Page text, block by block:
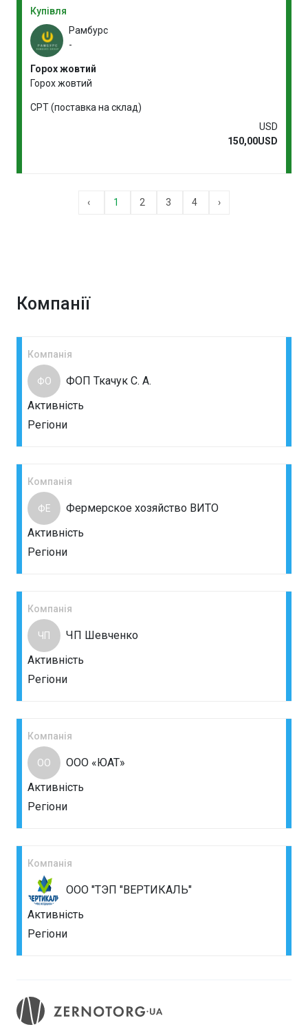
Купівля
Рамбурс
-
Горох жовтий
Горох жовтий
CPT (поставка на склад)
USD
150,00USD
‹ 1 2 3 4 ›
Компанії
Компанія
ФО
ФОП Ткачук С. А.
Активність
Регіони
Компанія
ФЕ
Фермерское хозяйство ВИТО
Активність
Регіони
Компанія
ЧП
ЧП Шевченко
Активність
Регіони
Компанія
ОО
ООО «ЮАТ»
Активність
Регіони
Компанія
ООО "ТЭП "ВЕРТИКАЛЬ"
Активність
Регіони